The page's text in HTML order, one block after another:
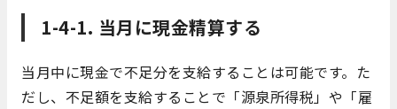
1-4-1. 当月に現金精算する
当月中に現金で不足分を支給することは可能です。た
だし、不足額を支給することで「源泉所得税」や「雇